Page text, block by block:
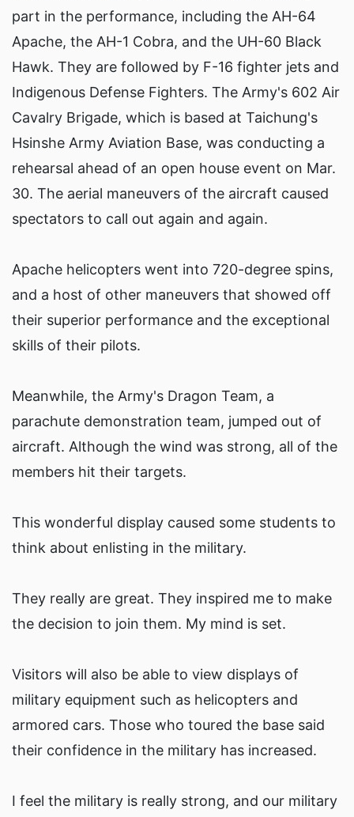
part in the performance, including the AH-64
Apache, the AH-1 Cobra, and the UH-60 Black
Hawk. They are followed by F-16 fighter jets and
Indigenous Defense Fighters. The Army's 602 Air
Cavalry Brigade, which is based at Taichung's
Hsinshe Army Aviation Base, was conducting a
rehearsal ahead of an open house event on Mar.
30. The aerial maneuvers of the aircraft caused
spectators to call out again and again.
Apache helicopters went into 720-degree spins,
and a host of other maneuvers that showed off
their superior performance and the exceptional
skills of their pilots.
Meanwhile, the Army's Dragon Team, a
parachute demonstration team, jumped out of
aircraft. Although the wind was strong, all of the
members hit their targets.
This wonderful display caused some students to
think about enlisting in the military.
They really are great. They inspired me to make
the decision to join them. My mind is set.
Visitors will also be able to view displays of
military equipment such as helicopters and
armored cars. Those who toured the base said
their confidence in the military has increased.
I feel the military is really strong, and our military